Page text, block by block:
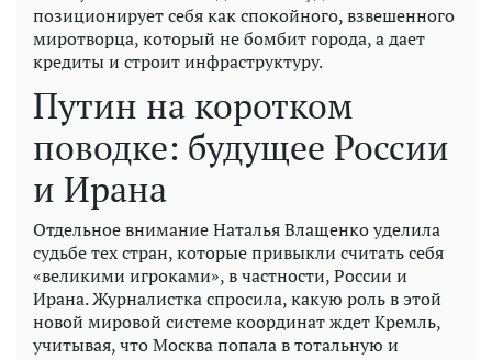
позиционирует себя как спокойного, взвешенного
миротворца, который не бомбит города, а дает
кредиты и строит инфраструктуру.
Путин на коротком
поводке: будущее России
и Ирана
Отдельное внимание Наталья Влащенко уделила
судьбе тех стран, которые привыкли считать себя
«великими игроками», в частности, России и
Ирана. Журналистка спросила, какую роль в этой
новой мировой системе координат ждет Кремль,
учитывая, что Москва попала в тотальную и